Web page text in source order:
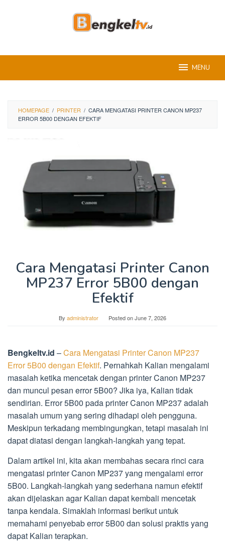
MENU
HOMEPAGE / PRINTER / CARA MENGATASI PRINTER CANON MP237
ERROR 5B00 DENGAN EFEKTIF
Cara Mengatasi Printer Canon
MP237 Error 5B00 dengan
Efektif
By administrator Posted onJune 7, 2026
Bengkeltv.id –Cara Mengatasi Printer Canon MP237
Error 5B00 dengan Efektif. Pernahkah Kalian mengalami
masalah ketika mencetak dengan printer Canon MP237
dan muncul pesan error 5B00? Jika iya, Kalian tidak
sendirian. Error 5B00 pada printer Canon MP237 adalah
masalah umum yang sering dihadapi oleh pengguna.
Meskipun terkadang membingungkan, tetapi masalah ini
dapat diatasi dengan langkah-langkah yang tepat.
Dalam artikel ini, kita akan membahas secara rinci cara
mengatasi printer Canon MP237 yang mengalami error
5B00. Langkah-langkah yang sederhana namun efektif
akan dijelaskan agar Kalian dapat kembali mencetak
tanpa kendala. Simaklah informasi berikut untuk
memahami penyebab error 5B00 dan solusi praktis yang
dapat Kalian terapkan.